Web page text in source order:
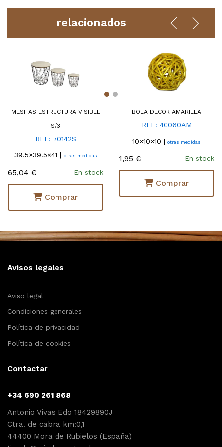
relacionados
MESITAS ESTRUCTURA VISIBLE
S/3
REF: 70142S
39.5×39.5×41 | otras medidas
65,04 € En stock
Comprar
BOLA DECOR AMARILLA
REF: 40060AM
10×10×10 | otras medidas
1,95 € En stock
Comprar
Avisos legales
Aviso legal
Condiciones generales
Política de privacidad
Política de cookies
Contactar
+34 690 261 868
Antonio Vivas Edo 18429890J
Ctra. de cabra km:0,1
44400 Mora de Rubielos (España)